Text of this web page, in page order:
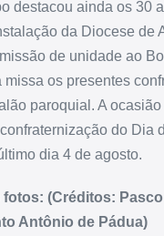
destacou ainda os 30
da Diocese de
de unidade ao
missa os presentes
paroquial. A
do Dia
dia 4 de agosto.
fotos: (Créditos:
Antônio de Pádua)